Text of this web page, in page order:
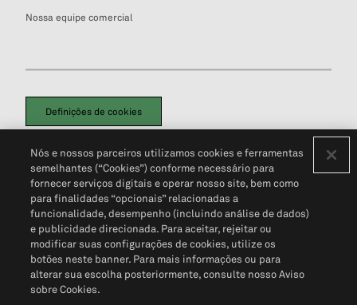
Nossa equipe comercial
Definições de cookies
Política de PrivacidadePortal de privacidade do cliente (em inglês)
Não Venda Minhas Informações Pessoais© 2026 S&P Global
Nós e nossos parceiros utilizamos cookies e ferramentas
semelhantes (“Cookies”) conforme necessário para
fornecer serviços digitais e operar nosso site, bem como
para finalidades “opcionais” relacionadas a
funcionalidade, desempenho (incluindo análise de dados)
e publicidade direcionada. Para aceitar, rejeitar ou
modificar suas configurações de cookies, utilize os
botões neste banner. Para mais informações ou para
alterar sua escolha posteriormente, consulte nosso Aviso
sobre Cookies.